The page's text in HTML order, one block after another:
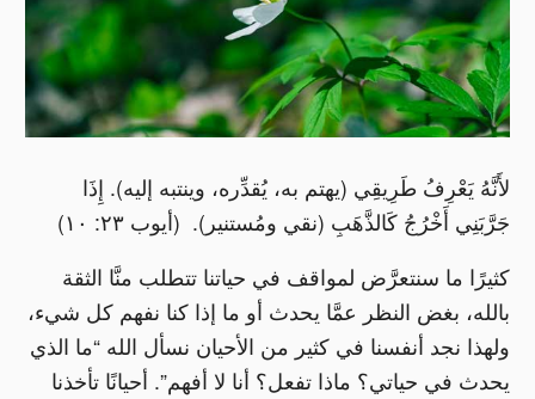
لأَنَّهُ يَعْرِفُ طَرِيقِي (يهتم به، يُقدِّره، وينتبه إليه). إِذَا
جَرَّبَنِي أَخْرُجُ كَالذَّهَبِ (نقي ومُستنير). (أيوب ٢٣: ١٠)
كثيرًا ما سنتعرَّض لمواقف في حياتنا تتطلب منَّا الثقة
بالله، بغض النظر عمَّا يحدث أو ما إذا كنا نفهم كل شيء،
ولهذا نجد أنفسنا في كثير من الأحيان نسأل الله “ما الذي
يحدث في حياتي؟ ماذا تفعل؟ أنا لا أفهم”. أحيانًا تأخذنا